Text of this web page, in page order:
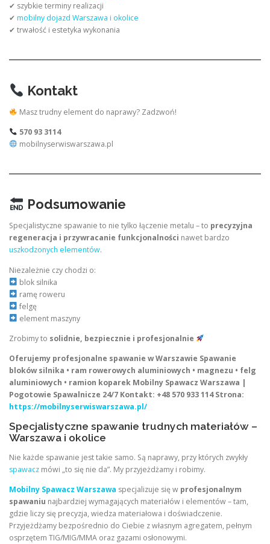
✔ szybkie terminy realizacji
✔ mobilny dojazd Warszawa i okolice
✔ trwałość i estetyka wykonania
Kontakt
Masz trudny element do naprawy? Zadzwoń!
570 93 3114
mobilnyserwiswarszawa.pl
Podsumowanie
Specjalistyczne spawanie to nie tylko łączenie metalu – to precyzyjna
regeneracja i przywracanie funkcjonalności nawet bardzo
uszkodzonych elementów.
Niezależnie czy chodzi o:
blok silnika
ramę roweru
felgę
element maszyny
Zrobimy to solidnie, bezpiecznie i profesjonalnie
Oferujemy profesjonalne spawanie w Warszawie Spawanie
bloków silnika • ram rowerowych aluminiowych • magnezu • felg
aluminiowych • ramion koparek Mobilny Spawacz Warszawa |
Pogotowie Spawalnicze 24/7 Kontakt: +48 570 933 114 Strona:
https://mobilnyserwiswarszawa.pl/
Specjalistyczne spawanie trudnych materiałów –
Warszawa i okolice
Nie każde spawanie jest takie samo. Są naprawy, przy których zwykły
spawacz mówi „to się nie da”. My przyjeżdżamy i robimy.
Mobilny Spawacz Warszawa specjalizuje się w profesjonalnym
spawaniu najbardziej wymagających materiałów i elementów – tam,
gdzie liczy się precyzja, wiedza materiałowa i doświadczenie.
Przyjeżdżamy bezpośrednio do Ciebie z własnym agregatem, pełnym
osprzętem TIG/MIG/MMA oraz gazami osłonowymi.